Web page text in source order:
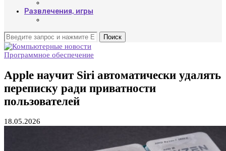
Развлечения, игры
Поиск
Программное обеспечение
Apple научит Siri автоматически удалять
переписку ради приватности
пользователей
18.05.2026